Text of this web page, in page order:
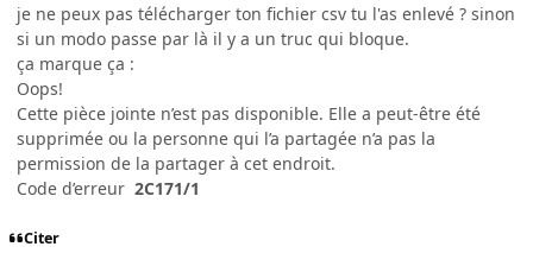
je ne peux pas télécharger ton fichier csv tu l'as enlevé ? sinon
si un modo passe par là il y a un truc qui bloque.
ça marque ça :
Oops!
Cette pièce jointe n’est pas disponible. Elle a peut-être été
supprimée ou la personne qui l’a partagée n’a pas la
permission de la partager à cet endroit.
Code d’erreur 2C171/1
Citer